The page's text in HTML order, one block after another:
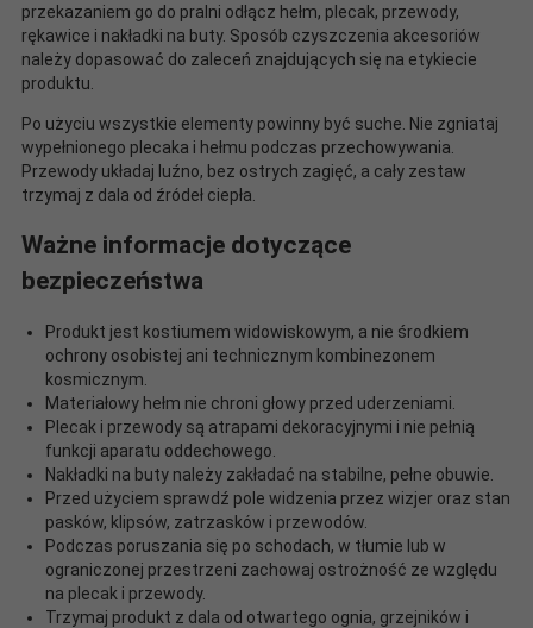
przekazaniem go do pralni odłącz hełm, plecak, przewody,
rękawice i nakładki na buty. Sposób czyszczenia akcesoriów
należy dopasować do zaleceń znajdujących się na etykiecie
produktu.
Po użyciu wszystkie elementy powinny być suche. Nie zgniataj
wypełnionego plecaka i hełmu podczas przechowywania.
Przewody układaj luźno, bez ostrych zagięć, a cały zestaw
trzymaj z dala od źródeł ciepła.
Ważne informacje dotyczące
bezpieczeństwa
Produkt jest kostiumem widowiskowym, a nie środkiem
ochrony osobistej ani technicznym kombinezonem
kosmicznym.
Materiałowy hełm nie chroni głowy przed uderzeniami.
Plecak i przewody są atrapami dekoracyjnymi i nie pełnią
funkcji aparatu oddechowego.
Nakładki na buty należy zakładać na stabilne, pełne obuwie.
Przed użyciem sprawdź pole widzenia przez wizjer oraz stan
pasków, klipsów, zatrzasków i przewodów.
Podczas poruszania się po schodach, w tłumie lub w
ograniczonej przestrzeni zachowaj ostrożność ze względu
na plecak i przewody.
Trzymaj produkt z dala od otwartego ognia, grzejników i